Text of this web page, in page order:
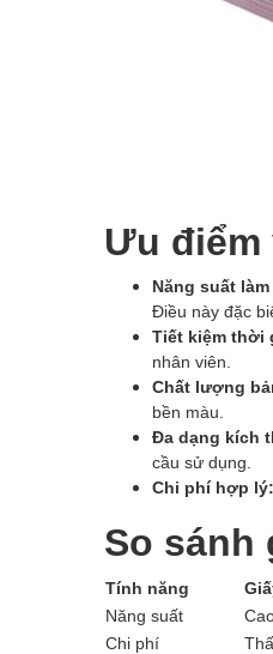
Ưu
Năng suất
Điều này đặc
Tiết kiệm thời
nhân viên.
Chất lượng
bền màu.
Đa dạng kích
cầu sử dụng.
Chi phí hợp lý:
So sánh
Tính năng
Năng suất
Chi phí